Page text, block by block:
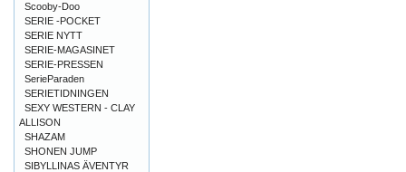
Scooby-Doo
SERIE -POCKET
SERIE NYTT
SERIE-MAGASINET
SERIE-PRESSEN
SerieParaden
SERIETIDNINGEN
SEXY WESTERN - CLAY
ALLISON
SHAZAM
SHONEN JUMP
SIBYLLINAS ÄVENTYR